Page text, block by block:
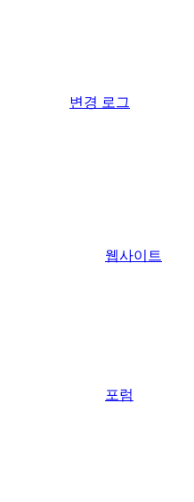
변경 로그
웹사이트
포럼